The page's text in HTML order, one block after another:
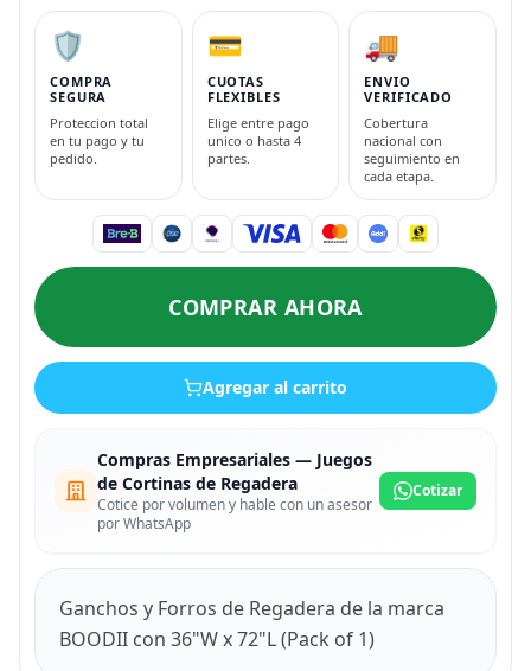
🛡️
COMPRA
SEGURA
Proteccion total
en tu pago y tu
pedido.
💳
CUOTAS
FLEXIBLES
Elige entre pago
unico o hasta 4
partes.
🚚
ENVIO
VERIFICADO
Cobertura
nacional con
seguimiento en
cada etapa.
COMPRAR AHORA
Agregar al carrito
Compras Empresariales — Juegos
de Cortinas de Regadera
Cotice por volumen y hable con un asesor
por WhatsApp
Cotizar
Ganchos y Forros de Regadera de la marca
BOODII con 36"W x 72"L (Pack of 1)